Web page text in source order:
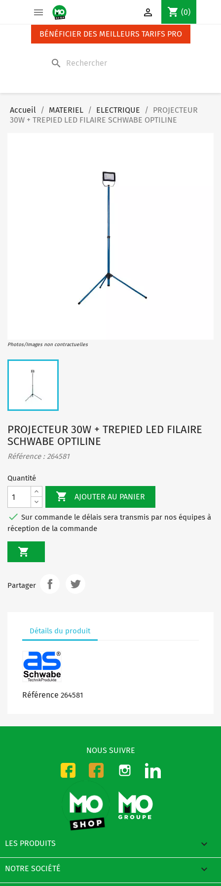
 shopping_cart (0)

BÉNÉFICIER DES MEILLEURS TARIFS PRO
search
Accueil MATERIEL ELECTRIQUE
PROJECTEUR
30W + TREPIED LED FILAIRE SCHWABE OPTILINE
Photos/Images non contractuelles
PROJECTEUR 30W + TREPIED LED FILAIRE
SCHWABE OPTILINE
Référence : 264581
Quantité
 AJOUTER AU PANIER
 Sur commande le délais sera transmis par nos équipes à
réception de la commande

Partager
Détails du produit
Référence 264581
NOUS SUIVRE
Facebook-CMOFacebook-DMO
Instagram
LES PRODUITS 
NOTRE SOCIÉTÉ 
Panneau de gestion des cookies